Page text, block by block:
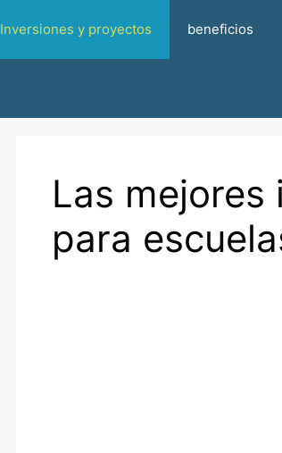
Inversiones y proyectos beneficios
Las
para